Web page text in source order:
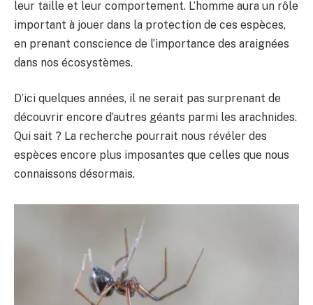
leur taille et leur comportement. L’homme aura un rôle
important à jouer dans la protection de ces espèces,
en prenant conscience de l’importance des araignées
dans nos écosystèmes.
D’ici quelques années, il ne serait pas surprenant de
découvrir encore d’autres géants parmi les arachnides.
Qui sait ? La recherche pourrait nous révéler des
espèces encore plus imposantes que celles que nous
connaissons désormais.